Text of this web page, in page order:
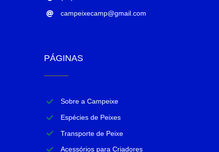
campeixecamp@gmail.com
PÁGINAS
Sobre a Campeixe
Espécies de Peixes
Transporte de Peixe
Acessórios para Criadores